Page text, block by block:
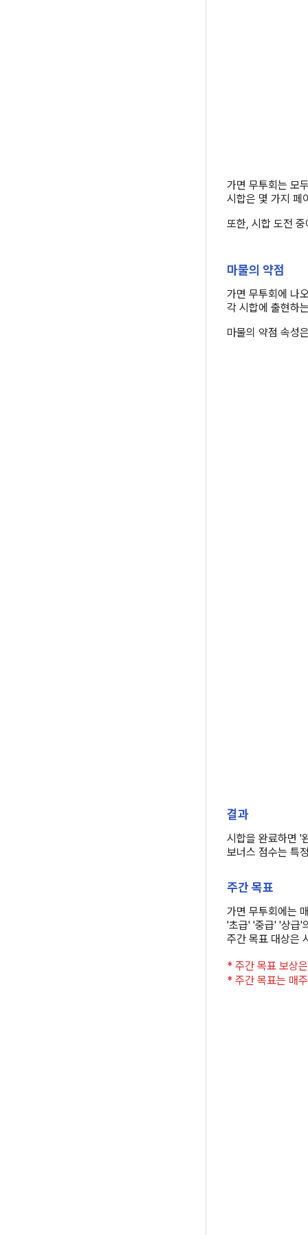
가면 무투회는 모
시합은 몇 가지 페
또한, 시합 도전
마물의 약점
가면 무투회에 나
각 시합에 출현하
마물의 약점 속성
결과
시합을 완료하면 '
보너스 점수는 특
주간 목표
가면 무투회에는
'초급' '중급' '상급'
주간 목표 대상은
* 주간 목표 보상
* 주간 목표는 매